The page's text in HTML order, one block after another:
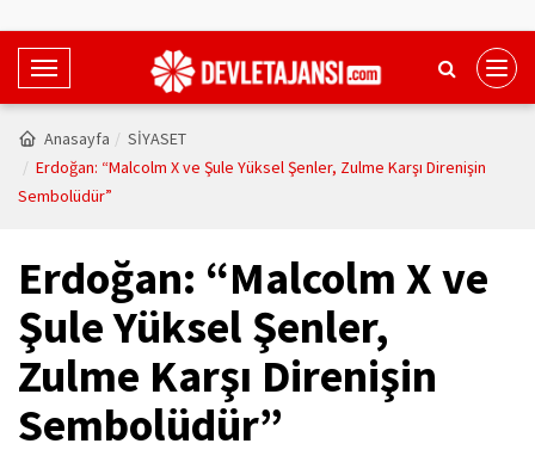
T
o
g
g
a
i
a
t
Anasayfa
SİYASET
Erdoğan: “Malcolm X ve Şule Yüksel Şenler, Zulme Karşı Direnişin
Sembolüdür”
Erdoğan: “Malcolm X ve
Şule Yüksel Şenler,
Zulme Karşı Direnişin
Sembolüdür”